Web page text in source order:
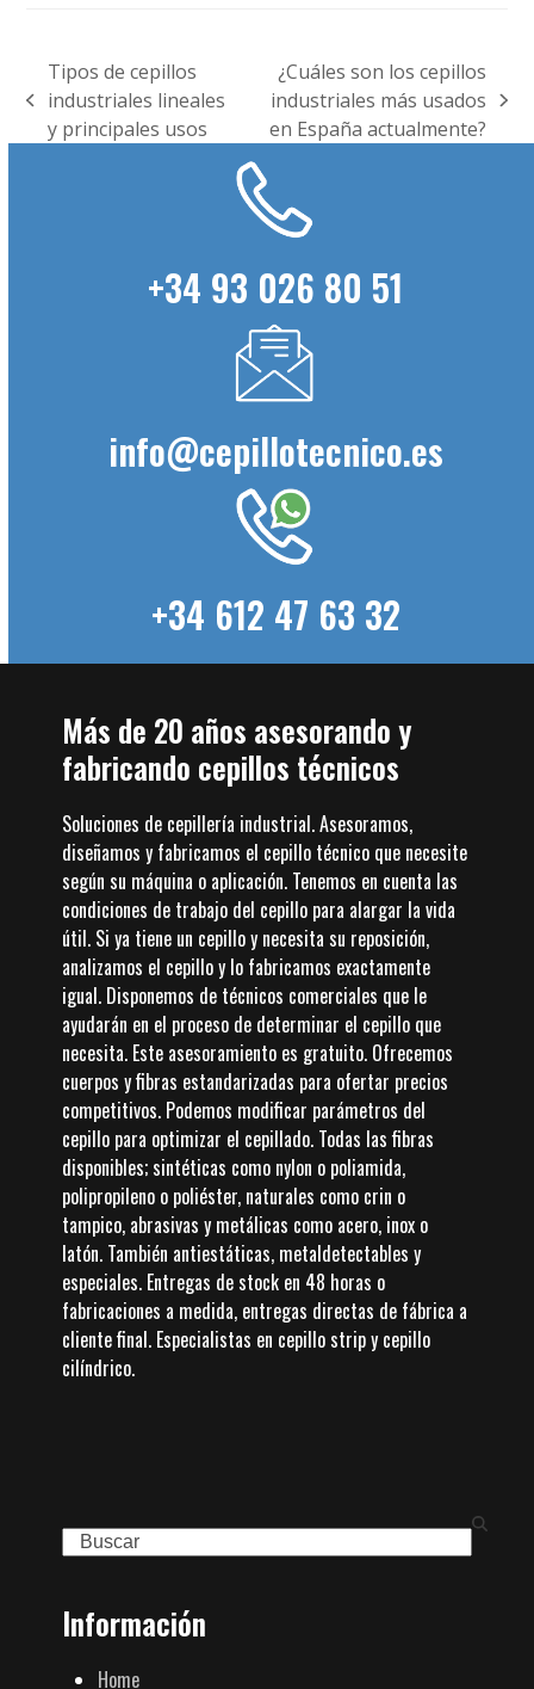
previous
post:
Tipos de cepillos
industriales lineales
y principales usos
next
post:
¿Cuáles son los cepillos
industriales más usados
en España actualmente?
+34 93 026 80 51
info@cepillotecnico.es
+34 612 47 63 32
Más de 20 años asesorando y
fabricando cepillos técnicos
Soluciones de cepillería industrial. Asesoramos,
diseñamos y fabricamos el cepillo técnico que necesite
según su máquina o aplicación. Tenemos en cuenta las
condiciones de trabajo del cepillo para alargar la vida
útil. Si ya tiene un cepillo y necesita su reposición,
analizamos el cepillo y lo fabricamos exactamente
igual. Disponemos de técnicos comerciales que le
ayudarán en el proceso de determinar el cepillo que
necesita. Este asesoramiento es gratuito. Ofrecemos
cuerpos y fibras estandarizadas para ofertar precios
competitivos. Podemos modificar parámetros del
cepillo para optimizar el cepillado. Todas las fibras
disponibles; sintéticas como nylon o poliamida,
polipropileno o poliéster, naturales como crin o
tampico, abrasivas y metálicas como acero, inox o
latón. También antiestáticas, metaldetectables y
especiales. Entregas de stock en 48 horas o
fabricaciones a medida, entregas directas de fábrica a
cliente final. Especialistas en cepillo strip y cepillo
cilíndrico.
Search
Información
Home